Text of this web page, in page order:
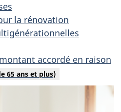
la rénovation
accordé en raison
65 ans et plus)